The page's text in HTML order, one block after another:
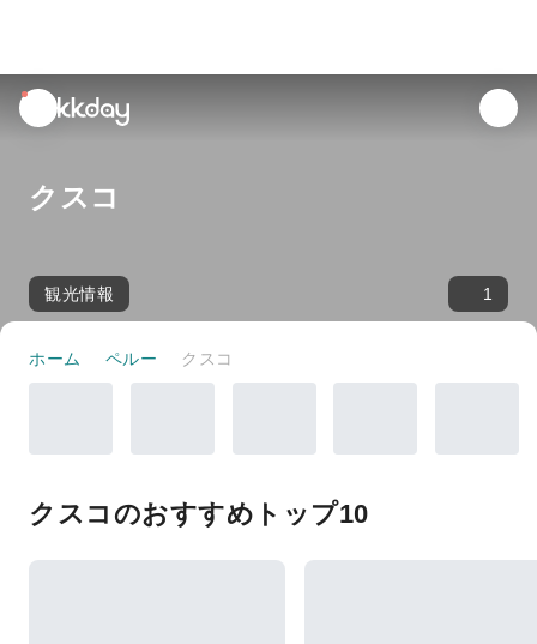
unread
notifications
クスコ
観光情報 1
ホーム ペルー クスコ
クスコのおすすめトップ10